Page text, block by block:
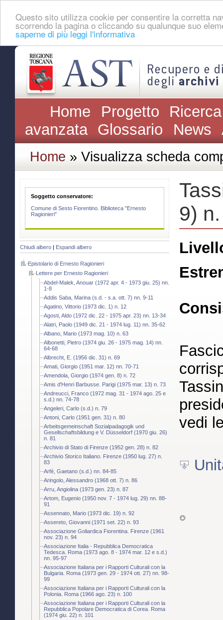
Questo sito utilizza cookie per consentire la corretta
scorrendo la pagina o cliccando su qualunque suo
saperne di più leggi l'informativa
Home Progetto
avanzata Glossario News
Home » Visualizza scheda
Soggetto conservatore:
Comune di Sesto Fiorentino. Biblioteca "Ernesto
Ragionieri"
Chiudi albero | Espandi albero
Epistolario di Ernesto Ragionieri
Lettere per Ernesto Ragionieri
Abdel-Malek, Anouar (1972 apr. 4 - 1973 giu. 25) nn.
1-8
Addis Saba, Marina (s.d. - s.a. ott. 7) nn. 9-11
Agatino, Vittorio (1973 dic. 1) n. 12
Agosti, Aldo (1972 dic. 22 - 1975 apr. 23) nn. 13-34
Alatri, Paolo (1949 dic. 21 - 1974 lug. 11) nn. 35-62
Albano, Mario (1973 mag. 10) n. 63
Albonetti, Pietro (1974 giu. 26 - 1975 mag. 14) nn.
64-68
Albrecht, E. (1956 dic. 31) n. 69
Amati, Giorgio (1951 mar. 12) nn. 70-71
Amendola, Giorgio (1974 gen. 8) n. 72
Amis d'Henri Barbusse. Parigi (1975 mar. 13) n. 73
Andreucci, Franco (1972 mag. 31 - 1974 ago. 25 e
s.d.) nn. 74-78
Angeleri, Carlo (s.d.) n. 79
Antoni, Carlo (1951 gen. 31) n. 80
Arbeitsgemeinschaft Sozialpadagogik und
Gesellschaftsbildung e V. Düsseldorf (1970 giu. 26)
n. 81
Archivio di Stato di Firenze (1952 gen. 28) n. 82
Archivio Storico Italiano. Firenze (1950 lug. 27) n.
83
Arfè, Gaetano (s.d.) nn. 84-85
Aringolo, Alessandro (1968 ott. 7) n. 86
Arru, Angiolina (1973 gen. 23) n. 87
Artom, Eugenio (1950 nov. 7 - 1974 lug. 29) nn. 88-
91
Assennato, Mario (1973 dic. 19) n. 92
Assereto, Giovanni (1971 set. 22) n. 93
Associazione Goliardica Fiorentina. Firenze (1961
nov. 23) n. 94
Associazione Italia - Repubblica Democratica
Tedesca. Roma (1973 ago. 8 - 1974 mar. 12 e s.d.)
nn. 95-97
Associazione Italiana per i Rapporti Culturali con la
Bulgaria. Roma (1973 gen. 29 - 1974 ott. 27) nn. 98-
99
Associazione Italiana per i Rapporti Culturali con la
Polonia. Roma (1966 ago. 23) n. 100
Associazione Italiana per i Rapporti Culturali con la
Repubblica Popolare Democratica di Corea. Roma
(1974 giu. 22) n. 101
9)
vedi